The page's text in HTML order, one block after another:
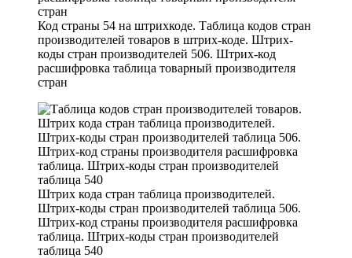
Код страны 54 на штрихкоде. Таблица кодов стран
производителей товаров в штрих-коде. Штрих-
коды стран производителей 506. Штрих-код
расшифровка таблица товарный производителя
стран
Штрих кода стран таблица производителей.
Штрих-коды стран производителей таблица 506.
Штрих-код страны производителя расшифровка
таблица. Штрих-коды стран производителей
таблица 540